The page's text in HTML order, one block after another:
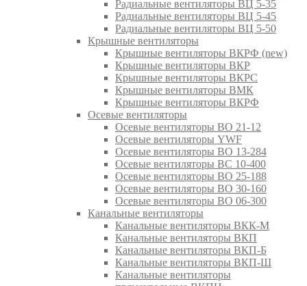
Радиальные вентиляторы ВЦ 5-35
Радиальные вентиляторы ВЦ 5-45
Радиальные вентиляторы ВЦ 5-50
Крышные вентиляторы
Крышные вентиляторы ВКРФ (new)
Крышные вентиляторы ВКР
Крышные вентиляторы ВКРС
Крышные вентиляторы ВМК
Крышные вентиляторы ВКРФ
Осевые вентиляторы
Осевые вентиляторы ВО 21-12
Осевые вентиляторы YWF
Осевые вентиляторы ВО 13-284
Осевые вентиляторы ВС 10-400
Осевые вентиляторы ВО 25-188
Осевые вентиляторы ВО 30-160
Осевые вентиляторы ВО 06-300
Канальные вентиляторы
Канальные вентиляторы ВКК-М
Канальные вентиляторы ВКП
Канальные вентиляторы ВКП-Б
Канальные вентиляторы ВКП-Ш
Канальные вентиляторы